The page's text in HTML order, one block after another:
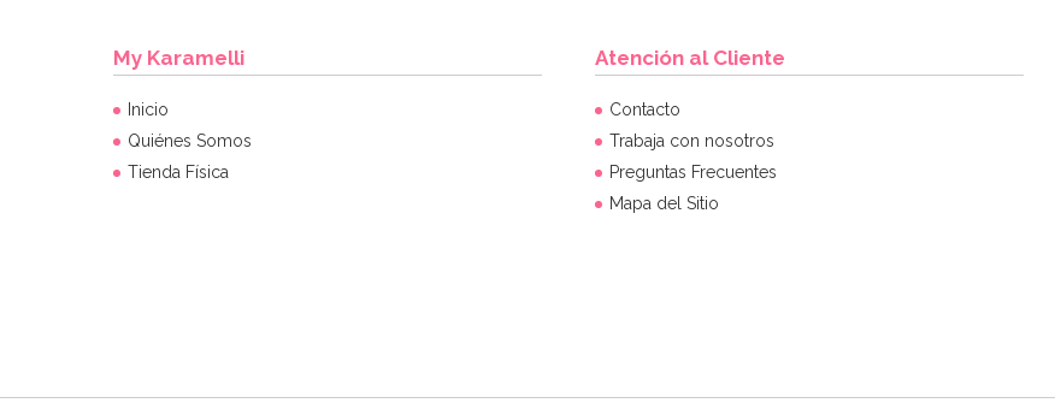
My Karamelli
Inicio
Quiénes Somos
Tienda Física
Atención al Cliente
Contacto
Trabaja con nosotros
Preguntas Frecuentes
Mapa del Sitio